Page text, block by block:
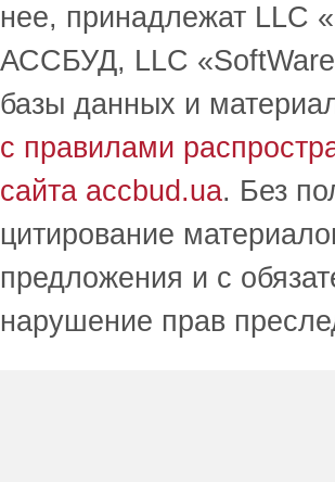
нее, принадлежат LLC
АССБУД, LLC «SoftWare
базы данных и
с правилами
сайта accbud.ua. Без
цитирование
предложения и с
нарушение прав